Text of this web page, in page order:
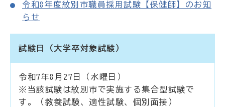
令和8年度紋別市職員採用試験【保健師】のお知
らせ
試験日（大学卒対象試験）
令和7年8月27日（水曜日）
※当該試験は紋別市で実施する集合型試験で
す。（教養試験、適性試験、個別面接）